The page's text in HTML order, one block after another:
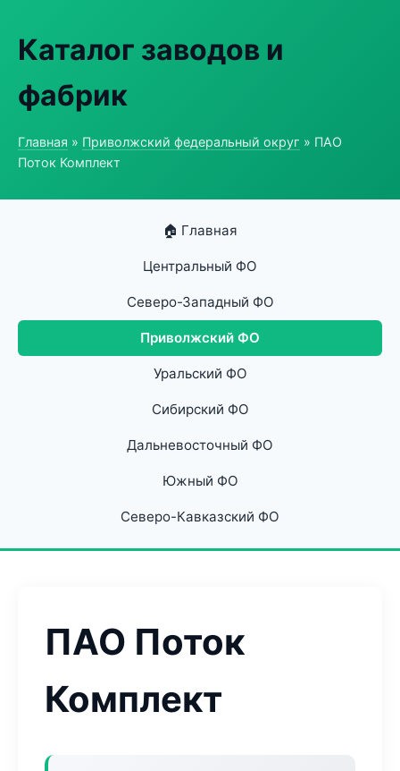
Каталог заводов и
фабрик
Главная » Приволжский федеральный округ » ПАО
Поток Комплект
🏠 Главная
Центральный ФО
Северо-Западный ФО
Приволжский ФО
Уральский ФО
Сибирский ФО
Дальневосточный ФО
Южный ФО
Северо-Кавказский ФО
ПАО Поток
Комплект